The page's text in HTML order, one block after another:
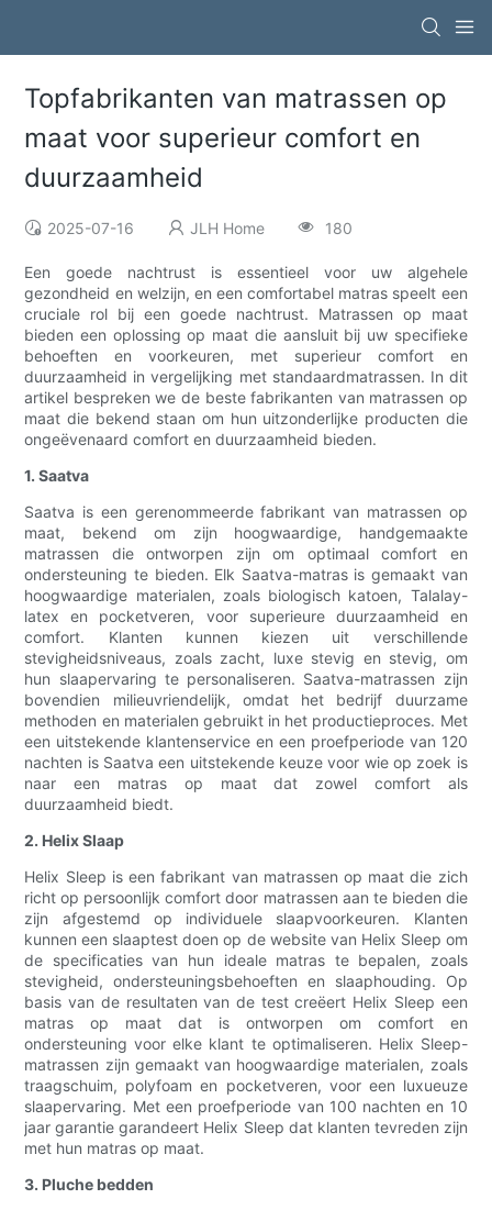
Topfabrikanten van matrassen op
maat voor superieur comfort en
duurzaamheid
2025-07-16 JLH Home 180
Een goede nachtrust is essentieel voor uw algehele
gezondheid en welzijn, en een comfortabel matras speelt een
cruciale rol bij een goede nachtrust. Matrassen op maat
bieden een oplossing op maat die aansluit bij uw specifieke
behoeften en voorkeuren, met superieur comfort en
duurzaamheid in vergelijking met standaardmatrassen. In dit
artikel bespreken we de beste fabrikanten van matrassen op
maat die bekend staan ​​om hun uitzonderlijke producten die
ongeëvenaard comfort en duurzaamheid bieden.
1. Saatva
Saatva is een gerenommeerde fabrikant van matrassen op
maat, bekend om zijn hoogwaardige, handgemaakte
matrassen die ontworpen zijn om optimaal comfort en
ondersteuning te bieden. Elk Saatva-matras is gemaakt van
hoogwaardige materialen, zoals biologisch katoen, Talalay-
latex en pocketveren, voor superieure duurzaamheid en
comfort. Klanten kunnen kiezen uit verschillende
stevigheidsniveaus, zoals zacht, luxe stevig en stevig, om
hun slaapervaring te personaliseren. Saatva-matrassen zijn
bovendien milieuvriendelijk, omdat het bedrijf duurzame
methoden en materialen gebruikt in het productieproces. Met
een uitstekende klantenservice en een proefperiode van 120
nachten is Saatva een uitstekende keuze voor wie op zoek is
naar een matras op maat dat zowel comfort als
duurzaamheid biedt.
2. Helix Slaap
Helix Sleep is een fabrikant van matrassen op maat die zich
richt op persoonlijk comfort door matrassen aan te bieden die
zijn afgestemd op individuele slaapvoorkeuren. Klanten
kunnen een slaaptest doen op de website van Helix Sleep om
de specificaties van hun ideale matras te bepalen, zoals
stevigheid, ondersteuningsbehoeften en slaaphouding. Op
basis van de resultaten van de test creëert Helix Sleep een
matras op maat dat is ontworpen om comfort en
ondersteuning voor elke klant te optimaliseren. Helix Sleep-
matrassen zijn gemaakt van hoogwaardige materialen, zoals
traagschuim, polyfoam en pocketveren, voor een luxueuze
slaapervaring. Met een proefperiode van 100 nachten en 10
jaar garantie garandeert Helix Sleep dat klanten tevreden zijn
met hun matras op maat.
3. Pluche bedden